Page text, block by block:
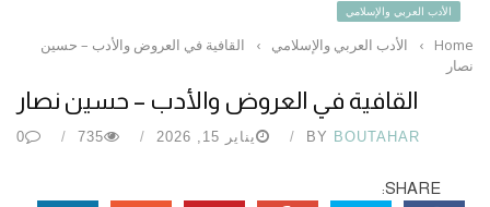
الأدب العربي والإسلامي
Home
› الأدب العربي والإسلامي ›
القافية في العروض والأدب – حسين
نصار
القافية في العروض والأدب – حسين نصار
BY BOUTAHAR يناير 15, 2026 735
0
SHARE: